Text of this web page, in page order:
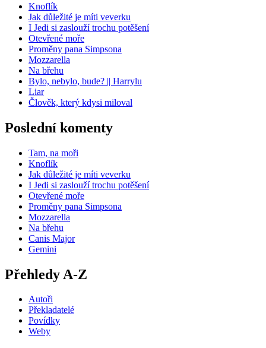
Knoflík
Jak důležité je míti veverku
I Jedi si zaslouží trochu potěšení
Otevřené moře
Proměny pana Simpsona
Mozzarella
Na břehu
Bylo, nebylo, bude? || Harrylu
Liar
Člověk, který kdysi miloval
Poslední komenty
Tam, na moři
Knoflík
Jak důležité je míti veverku
I Jedi si zaslouží trochu potěšení
Otevřené moře
Proměny pana Simpsona
Mozzarella
Na břehu
Canis Major
Gemini
Přehledy A-Z
Autoři
Překladatelé
Povídky
Weby